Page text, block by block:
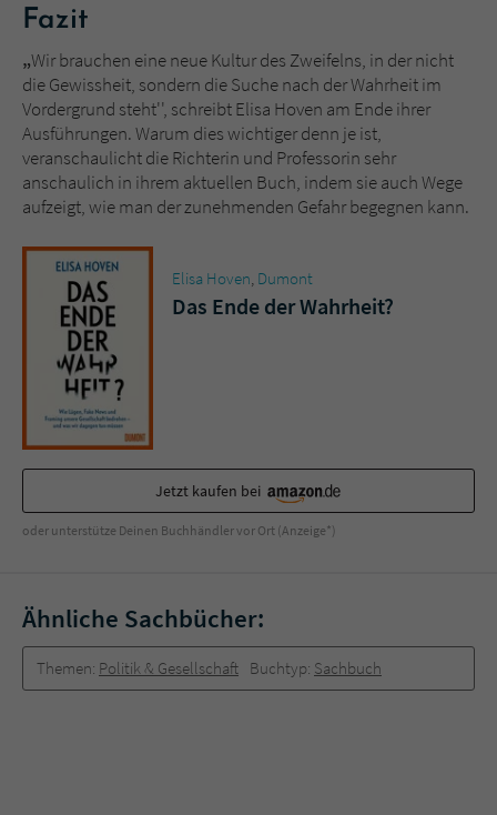
Fazit
„Wir brauchen eine neue Kultur des Zweifelns, in der nicht
die Gewissheit, sondern die Suche nach der Wahrheit im
Vordergrund steht'', schreibt Elisa Hoven am Ende ihrer
Ausführungen. Warum dies wichtiger denn je ist,
veranschaulicht die Richterin und Professorin sehr
anschaulich in ihrem aktuellen Buch, indem sie auch Wege
aufzeigt, wie man der zunehmenden Gefahr begegnen kann.
Elisa Hoven, Dumont
Das Ende der Wahrheit?
Jetzt kaufen bei
oder unterstütze Deinen Buchhändler vor Ort (Anzeige*)
Ähnliche Sachbücher:
Themen: Politik & Gesellschaft Buchtyp: Sachbuch